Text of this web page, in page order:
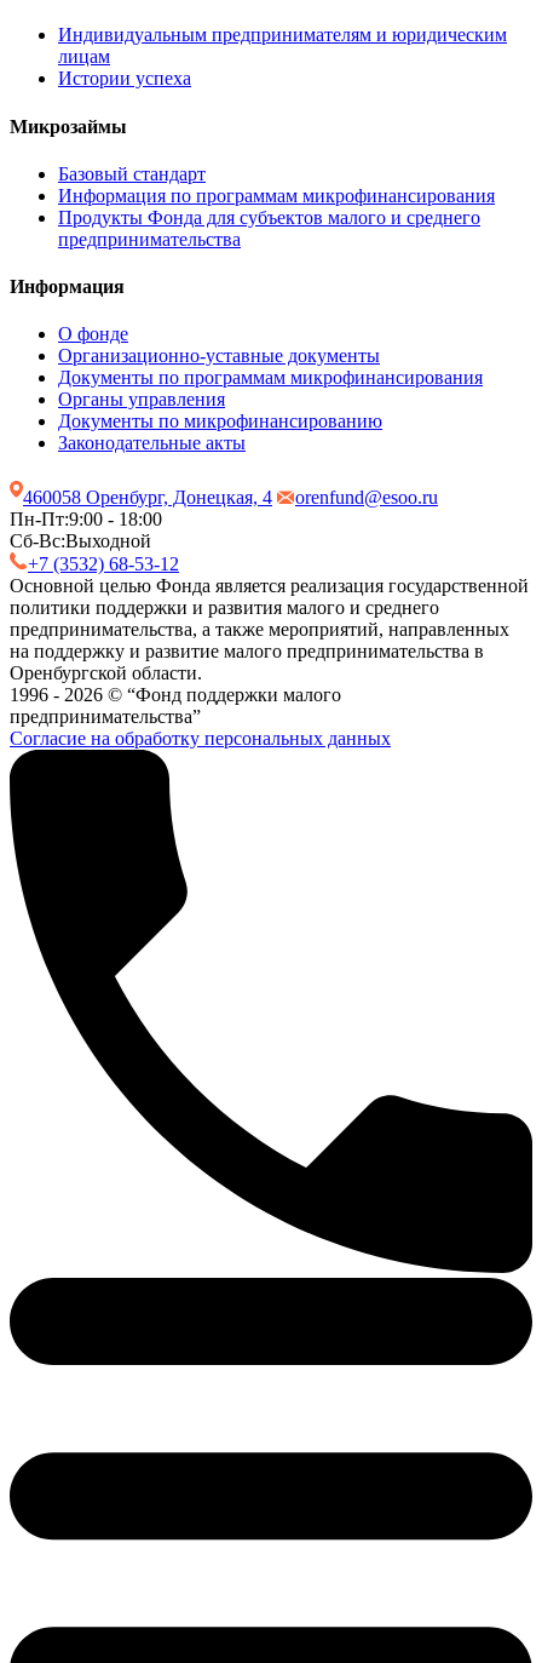
Индивидуальным предпринимателям и юридическим
лицам
Истории успеха
Микрозаймы
Базовый стандарт
Информация по программам микрофинансирования
Продукты Фонда для субъектов малого и среднего
предпринимательства
Информация
О фонде
Организационно-уставные документы
Документы по программам микрофинансирования
Органы управления
Документы по микрофинансированию
Законодательные акты
460058 Оренбург, Донецкая, 4
orenfund@esoo.ru
Пн-Пт:9:00 - 18:00
Сб-Вс:Выходной
+7 (3532) 68-53-12
Основной целью Фонда является реализация государственной
политики поддержки и развития малого и среднего
предпринимательства, а также мероприятий, направленных
на поддержку и развитие малого предпринимательства в
Оренбургской области.
1996 - 2026 © “Фонд поддержки малого
предпринимательства”
Согласие на обработку персональных данных